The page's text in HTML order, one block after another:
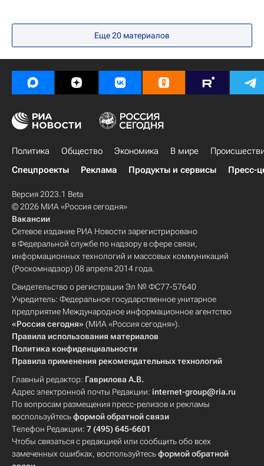
Еще20 материалов
Политика Общество Экономика В мире
Спецпроекты
Реклама Продукты и сервисы Пресс-
Версия 2023.1 Beta
© 2026 МИА «Россия сегодня»
Вакансии
Сетевое издание РИА Новости зарегистрировано
в Федеральной службе по надзору в сфере связи,
информационных технологий и массовых коммуникаций
(Роскомнадзор) 08 апреля 2014 года.
Свидетельство о регистрации Эл № ФС77-57640
Учредитель: Федеральное государственное унитарное
предприятие Международное информационное агентство
«Россия сегодня» (МИА «Россия сегодня»).
Правила использования материалов
Политика конфиденциальности
Правила применения рекомендательных технологий
Главный редактор: Гаврилова А.В.
Адрес электронной почты Редакции: internet-group@ria.ru
По вопросам размещения пресс-релизов и рекламы
воспользуйтесьформой обратной связи
Телефон Редакции: 7 (495) 645-6601
Чтобы связаться с редакцией или сообщить обо всех
замеченных ошибках, воспользуйтесьформой обратной